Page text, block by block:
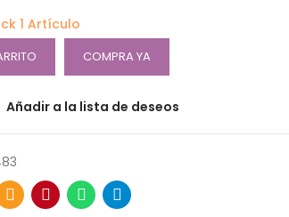
1 Artículo
COMPRA YA
Añadir a la lista de deseos